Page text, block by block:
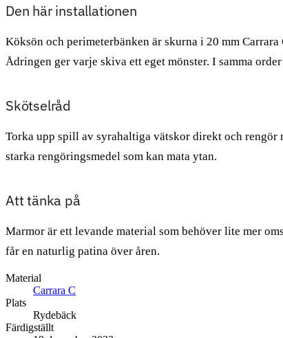
Den här installationen
Köksön och perimeterbänken är skurna i 20 mm
Ådringen ger varje skiva ett eget mönster. I samma
Skötselråd
Torka upp spill av syrahaltiga vätskor direkt och
starka rengöringsmedel som kan mata ytan.
Att tänka på
Marmor är ett levande material som behöver lite mer
får en naturlig patina över åren.
Material
Carrara C
Plats
Rydebäck
Färdigställt